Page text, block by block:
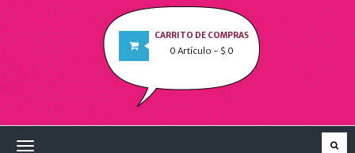
CARRITO DE COMPRAS
0 Artículo - $ 0
Navegación